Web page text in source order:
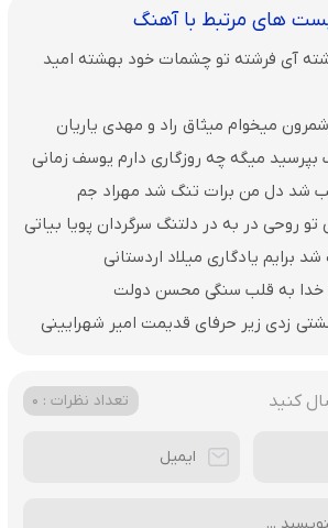
های مرتبط با آهنگ
آی فرشته تو چشمات خود بهشته امید
میخوام میثاق راد و مهدی یاریان
بپرسید میگه چه روزگاری دارم یوسف زمانی
شد دل من برات تنگ شد مهراد جم
روحی در به در دلتنگ سرگردان پویا بیاتی
برایم یادگاری میلاد اردستانی
خدا به قلب سنگی محسن دولت
زدی زیر حرفای قدیمت امیر شهرایینی
کنید تعداد نظرات : 0